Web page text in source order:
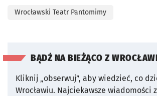
Wrocławski Teatr Pantomimy
BĄDŹ NA BIEŻĄCO Z
Kliknij „obserwuj”, aby wiedzieć, co
Wrocławiu. Najciekawsze wiadomości z